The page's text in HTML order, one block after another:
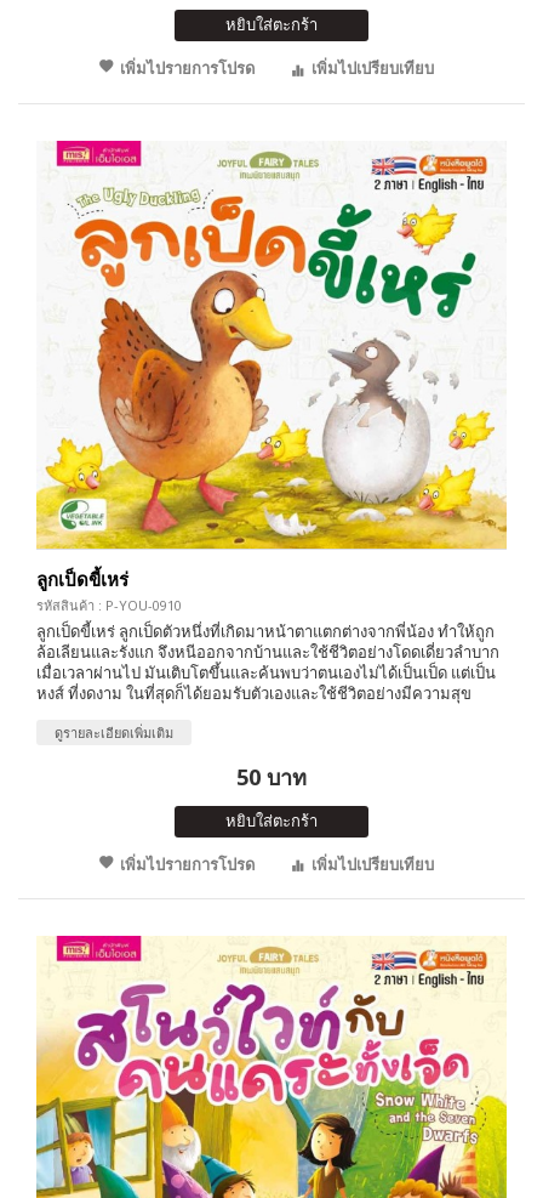
หยิบใส่ตะกร้า
เพิ่มไปรายการโปรด
เพิ่มไปเปรียบเทียบ
ลูกเป็ดขี้เหร่
รหัสสินค้า : P-YOU-0910
ลูกเป็ดขี้เหร่ ลูกเป็ดตัวหนึ่งที่เกิดมาหน้าตาแตกต่างจากพี่น้อง ทำให้ถูก
ล้อเลียนและรังแก จึงหนีออกจากบ้านและใช้ชีวิตอย่างโดดเดี่ยวลำบาก
เมื่อเวลาผ่านไป มันเติบโตขึ้นและค้นพบว่าตนเองไม่ได้เป็นเป็ด แต่เป็น
หงส์ ที่งดงาม ในที่สุดก็ได้ยอมรับตัวเองและใช้ชีวิตอย่างมีความสุข
ดูรายละเอียดเพิ่มเติม
50 บาท
หยิบใส่ตะกร้า
เพิ่มไปรายการโปรด
เพิ่มไปเปรียบเทียบ